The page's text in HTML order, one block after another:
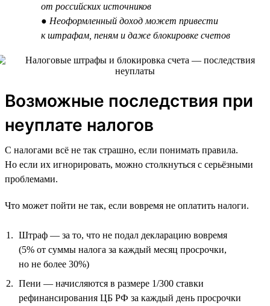
от российских источников
● Неоформленный доход может привести
к штрафам, пеням и даже блокировке счетов
Возможные последствия при
неуплате налогов
С налогами всё не так страшно, если понимать правила.
Но если их игнорировать, можно столкнуться с серьёзными
проблемами.
Что может пойти не так, если вовремя не оплатить налоги.
Штраф — за то, что не подал декларацию вовремя
(5% от суммы налога за каждый месяц просрочки,
но не более 30%)
Пени — начисляются в размере 1/300 ставки
рефинансирования ЦБ РФ за каждый день просрочки